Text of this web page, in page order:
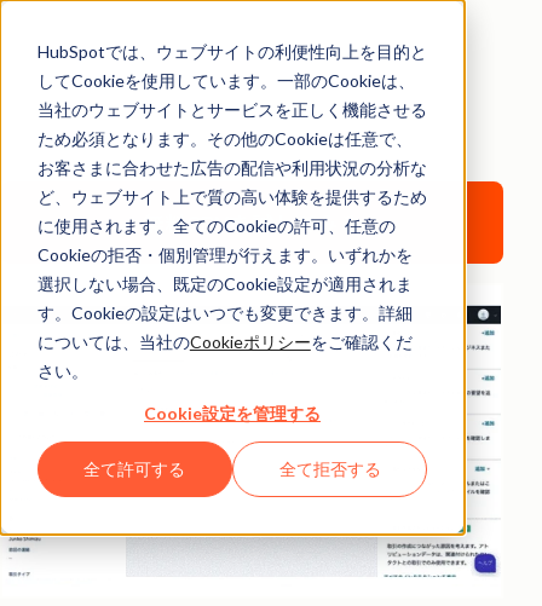
HubSpotでは、ウェブサイトの利便性向上を目的と
してCookieを使用しています。一部のCookieは、
当社のウェブサイトとサービスを正しく機能させる
ため必須となります。その他のCookieは任意で、
お客さまに合わせた広告の配信や利用状況の分析な
ど、ウェブサイト上で質の高い体験を提供するため
に使用されます。全てのCookieの許可、任意の
Cookieの拒否・個別管理が行えます。いずれかを
選択しない場合、既定のCookie設定が適用されま
す。Cookieの設定はいつでも変更できます。詳細
については、当社のCookieポリシーをご確認くだ
さい。
Cookie設定を管理する
全て許可する 全て拒否する
顧客管理を
1つのツールで実現
導入から継続まで完全無料のHubSpot Smart CRM
無料CRMを試してみる